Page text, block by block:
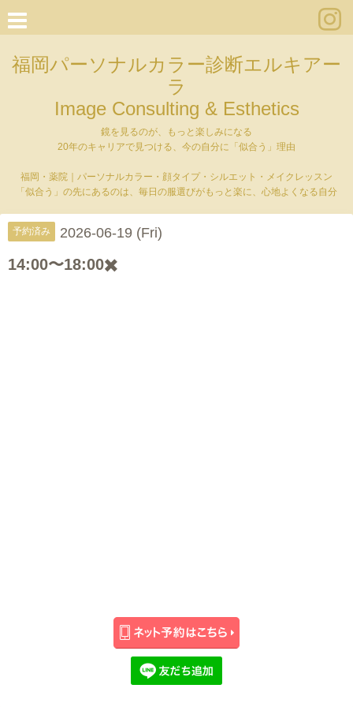
福岡パーソナルカラー診断エルキアー
ラ
Image Consulting & Esthetics
鏡を見るのが、もっと楽しみになる
20年のキャリアで見つける、今の自分に「似合う」理由
福岡・薬院｜パーソナルカラー・顔タイプ・シルエット・メイクレッスン
「似合う」の先にあるのは、毎日の服選びがもっと楽に、心地よくなる自分
予約済み 2026-06-19 (Fri)
14:00〜18:00✖️